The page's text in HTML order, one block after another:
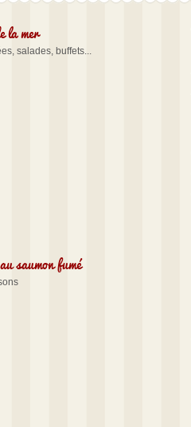
la mer
salades, buffets...
saumon fumé